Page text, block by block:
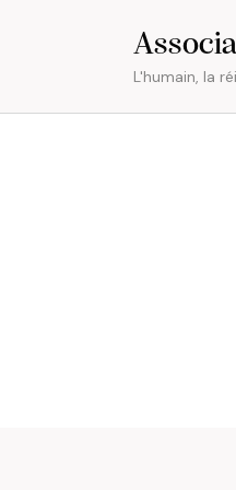
L'humain, la